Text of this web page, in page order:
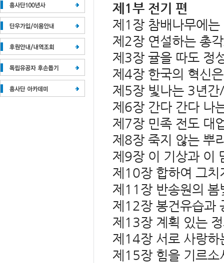
제1부 전기 편
제1장 참배나무에는
제2장 연설하는 총
제3장 귤을 따도 정
제4장 한국의 혁신
제5장 빛나는 3년
제6장 간다 간다 나
제7장 민족 전도 대
제8장 죽지 않는 뿌
제9장 이 기상과 이
제10장 합하여 그
제11장 반송원의
제12장 봉건유습과
제13장 계획 있는
제14장 서로 사랑
제15장 힘을 기르